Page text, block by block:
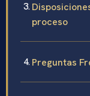
proceso
Preguntas